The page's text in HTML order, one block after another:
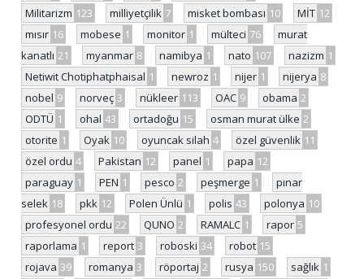
Militarizm 123 milliyetçilik 7 misket bombası 10 MİT 12
mısır 16 mobese 1 monitor 1 mülteci 76
murat
kanatlı 21 myanmar 8 namibya 1 nato 107 nazizm 1
Netiwit Chotiphatphaisal 1 newroz 1 nijer 1 nijerya 8
nobel 9 norveç 3 nükleer 113 OAC 9 obama 2
ODTÜ 1 ohal 43 ortadoğu 15 osman murat ülke 2
otorite 1 Oyak 10 oyuncak silah 4 özel güvenlik 11
özel ordu 4 Pakistan 12 panel 1 papa 12
paraguay 1 PEN 1 pesco 2 peşmerge 1
pınar
selek 18 pkk 12 Polen Ünlü 1 polis 43 polonya 10
profesyonel ordu 22 QUNO 2 RAMALC 1 rapor 5
raporlama 1 report 3 roboski 34 robot 15
rojava 39 romanya 3 röportaj 2 rusya 150 sağlık 1